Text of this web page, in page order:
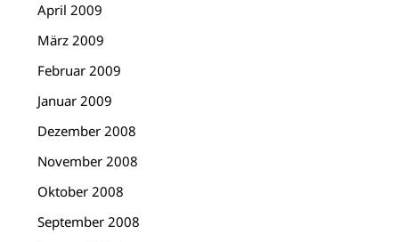
April 2009
März 2009
Februar 2009
Januar 2009
Dezember 2008
November 2008
Oktober 2008
September 2008